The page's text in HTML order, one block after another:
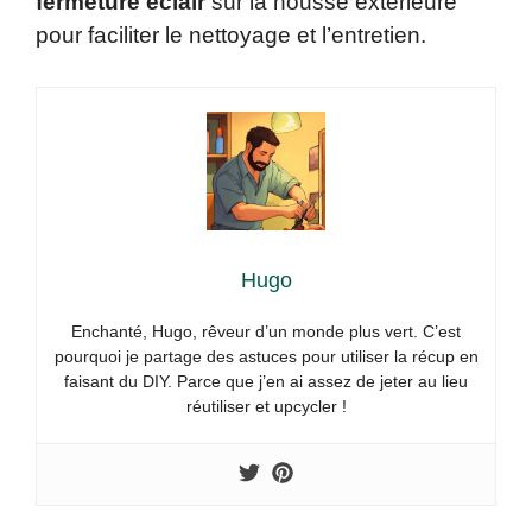
pour faciliter le nettoyage et l’entretien.
Hugo
Enchanté, Hugo, rêveur d’un monde plus vert. C’est
pourquoi je partage des astuces pour utiliser la récup en
faisant du DIY. Parce que j’en ai assez de jeter au lieu
réutiliser et upcycler !